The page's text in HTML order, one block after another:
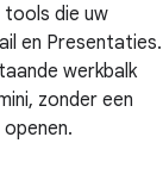
die uw
en Presentaties.
werkbalk
zonder een